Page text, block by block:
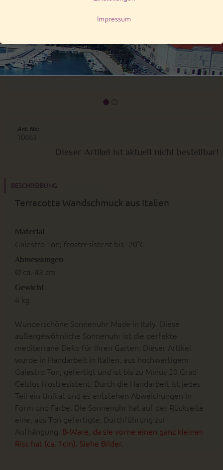
Art. Nr.:
10663
Dieser Artikel ist aktuell nicht bestellbar!
BESCHREIBUNG
Terracotta Wandschmuck aus Italien
Material
Galestro Ton; frostresistent bis -20°C
Abmessungen
Ø ca. 43 cm
Gewicht
4 kg
Wunderschöne Sonnenuhr Made in Italy. Diese
außergewöhnliche Sonnenuhr ist die perfekte
mediterrane Deko für Ihren Garten. Dieser Artikel
wurde in Handarbeit in Italien, aus hochwertigem
Galestro Ton, gefertigt und ist bis zu Minus 20 Grad
Celsius frostresistent. Durch die Handarbeit ist jedes
Teil ein Unikat und es entstehen Abweichungen in
Form und Farbe. Die Sonnenuhr hat auf der Rückseite
eine, aus Ton gefertigte, Durchführung zur
Aufhängung. B-Ware, da sie vorne einen ganz kleinen
Riss hat (ca. 1cm). Siehe Bilder.